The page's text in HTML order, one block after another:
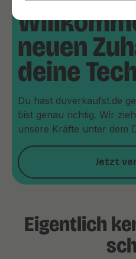
neuen
deine
Du hast duverkaufst.de
bist genau richtig. Wir
unsere Kräfte unter dem
Jetzt
Eigentlich